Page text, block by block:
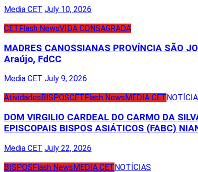
Media CET July 10, 2026
CETFlash NewsVIDA CONSAGRADA
MADRES CANOSSIANAS PROVÍNCIA SÃO
Araújo, FdCC
Media CET July 9, 2026
Atividades BISPOSCET Flash News MEDIA CET
DOM VIRGILIO CARDEAL DO CARMO DA
EPISCOPAIS BISPOS ASIÁTICOS (FABC)
Media CET July 22, 2026
BISPOSFlash NewsMEDIA CETNOTÍCIAS